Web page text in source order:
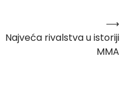
Najveća rivalstva u istoriji
MMA
⟶